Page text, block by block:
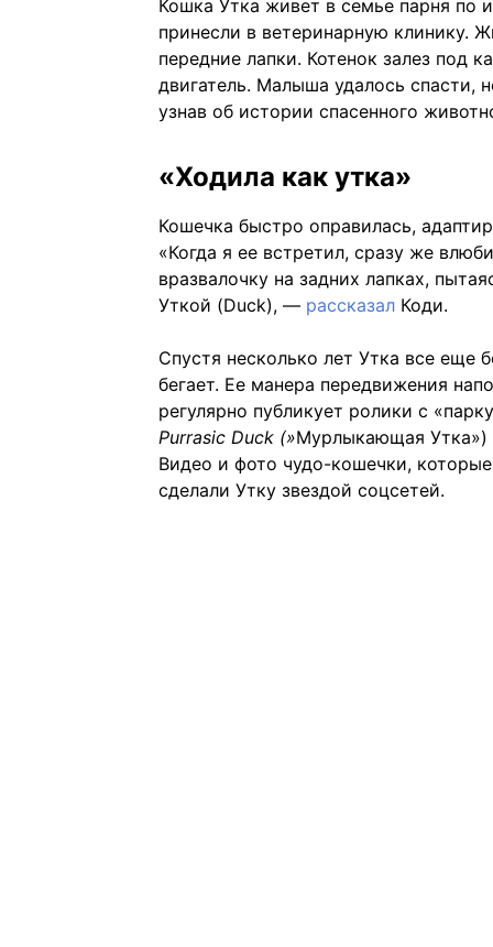
Кошка Утка живет в семье парня
принесли в ветеринарную клинику.
передние лапки. Котенок залез под
двигатель. Малыша удалось спасти,
узнав об истории спасенного
«Ходила как утка»
Кошечка быстро оправилась,
«Когда я ее встретил, сразу же
вразвалочку на задних лапках,
Уткой (Duck), — рассказал Коди.
Спустя несколько лет Утка все еще
бегает. Ее манера передвижения
регулярно публикует ролики с
Purrasic Duck (»Мурлыкающая Утка»)
Видео и фото чудо-кошечки,
сделали Утку звездой соцсетей.